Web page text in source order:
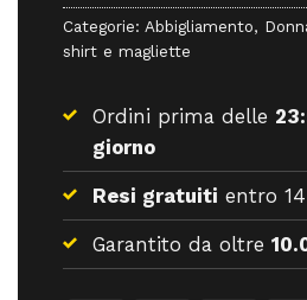
Categorie: Abbigliamento,
shirt e magliette
Ordini prima delle
giorno
Resi gratuiti entro
Garantito da oltre